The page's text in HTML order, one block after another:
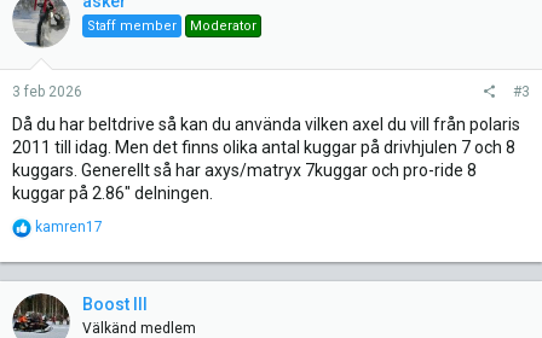
i
o
n
:
Staff member Moderator
3 feb 2026 #3
Då du har beltdrive så kan du använda vilken axel du vill från polaris
2011 till idag. Men det finns olika antal kuggar på drivhjulen 7 och 8
kuggars. Generellt så har axys/matryx 7kuggar och pro-ride 8
kuggar på 2.86" delningen.
R
a
c
t
i
kamren17
Boost III
Välkänd medlem